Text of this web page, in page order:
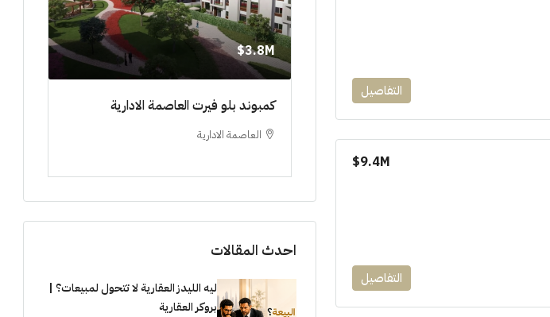
التفاصيل
9.4M$
التفاصيل
وقسط حتي ١٠ سنوات ( عاين وحدتك)
3.8M$
كمبوند بلو فيرت العاصمة الادارية
العاصمة الادارية
احدث المقالات
ليه الليدز العقارية لا تتحول لمبيعات؟ |
بروكر العقارية